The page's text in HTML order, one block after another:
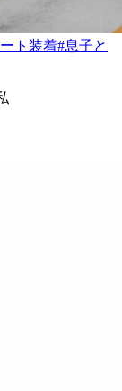
ト装着#息子と